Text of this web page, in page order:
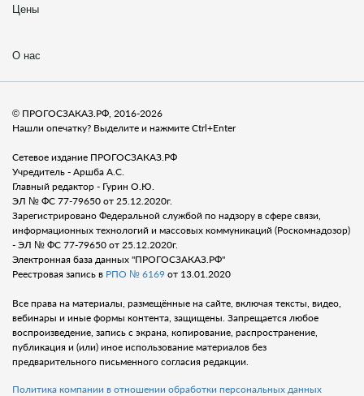
Цены
О нас
© ПРОГОСЗАКАЗ.РФ, 2016-2026
Нашли опечатку? Выделите и нажмите Ctrl+Enter
Сетевое издание ПРОГОСЗАКАЗ.РФ
Учредитель - Аршба А.С.
Главный редактор - Гурин О.Ю.
ЭЛ № ФС 77-79650 от 25.12.2020г.
Зарегистрировано Федеральной службой по надзору в сфере связи,
информационных технологий и массовых коммуникаций (Роскомнадозор)
- ЭЛ № ФС 77-79650 от 25.12.2020г.
Электронная база данных "ПРОГОСЗАКАЗ.РФ"
Реестровая запись в РПО № 6169 от 13.01.2020
Все права на материалы, размещённые на сайте, включая тексты, видео,
вебинары и иные формы контента, защищены. Запрещается любое
воспроизведение, запись с экрана, копирование, распространение,
публикация и (или) иное использование материалов без
предварительного письменного согласия редакции.
Политика компании в отношении обработки персональных данных